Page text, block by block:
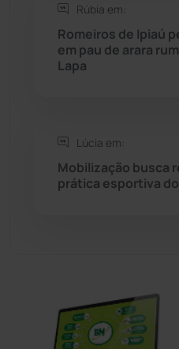
Sudoeste Baiano
Tanhaçu
Rúbia em:
Romeiros de Ipiaú
em pau de arara
Lapa
Lúcia em:
Mobilização busca
prática esportiva